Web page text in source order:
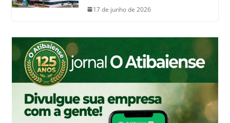
17 de junho de 2026